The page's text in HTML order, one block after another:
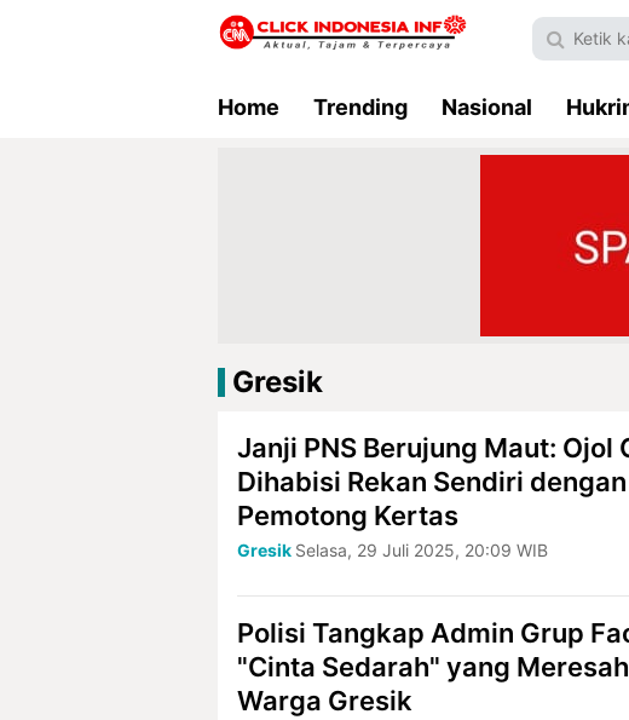
Home Trending Nasional
Gresik
Janji PNS Berujung Maut: Ojol
Dihabisi Rekan Sendiri dengan
Pemotong Kertas
Gresik Selasa, 29 Juli 2025, 20:09 WIB
Polisi Tangkap Admin Grup
"Cinta Sedarah" yang
Warga Gresik